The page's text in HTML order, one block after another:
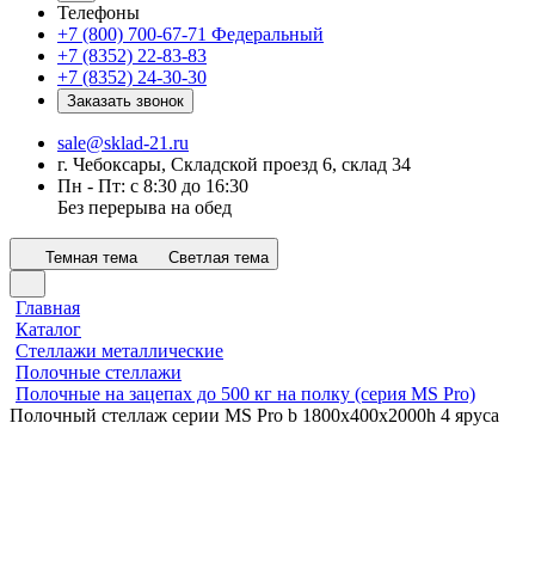
Телефоны
+7 (800) 700-67-71 Федеральный
+7 (8352) 22-83-83
+7 (8352) 24-30-30
Заказать звонок
sale@sklad-21.ru
г. Чебоксары, Складской проезд 6, склад 34
Пн - Пт: с 8:30 до 16:30
Без перерыва на обед
Темная тема Светлая тема
Главная
Каталог
Стеллажи металлические
Полочные стеллажи
Полочные на зацепах до 500 кг на полку (серия MS Pro)
Полочный стеллаж серии MS Pro b 1800x400х2000h 4 яруса